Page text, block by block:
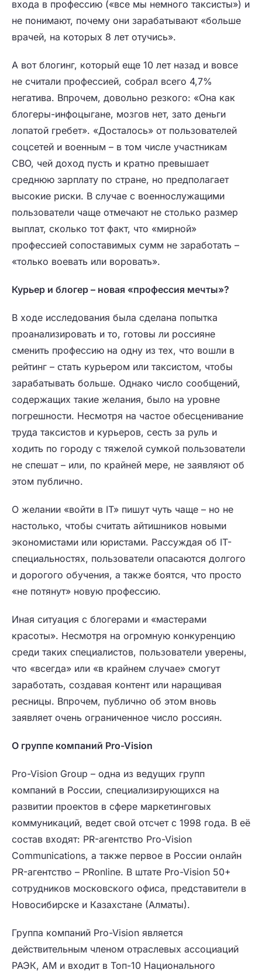
входа в профессию («все мы немного таксисты») и
не понимают, почему они зарабатывают «больше
врачей, на которых 8 лет отучись».
А вот блогинг, который еще 10 лет назад и вовсе
не считали профессией, собрал всего 4,7%
негатива. Впрочем, довольно резкого: «Она как
блогеры-инфоцыгане, мозгов нет, зато деньги
лопатой гребет». «Досталось» от пользователей
соцсетей и военным – в том числе участникам
СВО, чей доход пусть и кратно превышает
среднюю зарплату по стране, но предполагает
высокие риски. В случае с военнослужащими
пользователи чаще отмечают не столько размер
выплат, сколько тот факт, что «мирной»
профессией сопоставимых сумм не заработать –
«только воевать или воровать».
Курьер и блогер – новая «профессия мечты»?
В ходе исследования была сделана попытка
проанализировать и то, готовы ли россияне
сменить профессию на одну из тех, что вошли в
рейтинг – стать курьером или таксистом, чтобы
зарабатывать больше. Однако число сообщений,
содержащих такие желания, было на уровне
погрешности. Несмотря на частое обесценивание
труда таксистов и курьеров, сесть за руль и
ходить по городу с тяжелой сумкой пользователи
не спешат – или, по крайней мере, не заявляют об
этом публично.
О желании «войти в IT» пишут чуть чаще – но не
настолько, чтобы считать айтишников новыми
экономистами или юристами. Рассуждая об IT-
специальностях, пользователи опасаются долгого
и дорогого обучения, а также боятся, что просто
«не потянут» новую профессию.
Иная ситуация с блогерами и «мастерами
красоты». Несмотря на огромную конкуренцию
среди таких специалистов, пользователи уверены,
что «всегда» или «в крайнем случае» смогут
заработать, создавая контент или наращивая
ресницы. Впрочем, публично об этом вновь
заявляет очень ограниченное число россиян.
О группе компаний Pro-Vision
Pro-Vision Group – одна из ведущих групп
компаний в России, специализирующихся на
развитии проектов в сфере маркетинговых
коммуникаций, ведет свой отсчет с 1998 года. В её
состав входят: PR-агентство Pro-Vision
Communications, а также первое в России онлайн
PR-агентство – PRonline. В штате Pro-Vision 50+
сотрудников московского офиса, представители в
Новосибирске и Казахстане (Алматы).
Группа компаний Pro-Vision является
действительным членом отраслевых ассоциаций
РАЭК, АМ и входит в Топ-10 Национального